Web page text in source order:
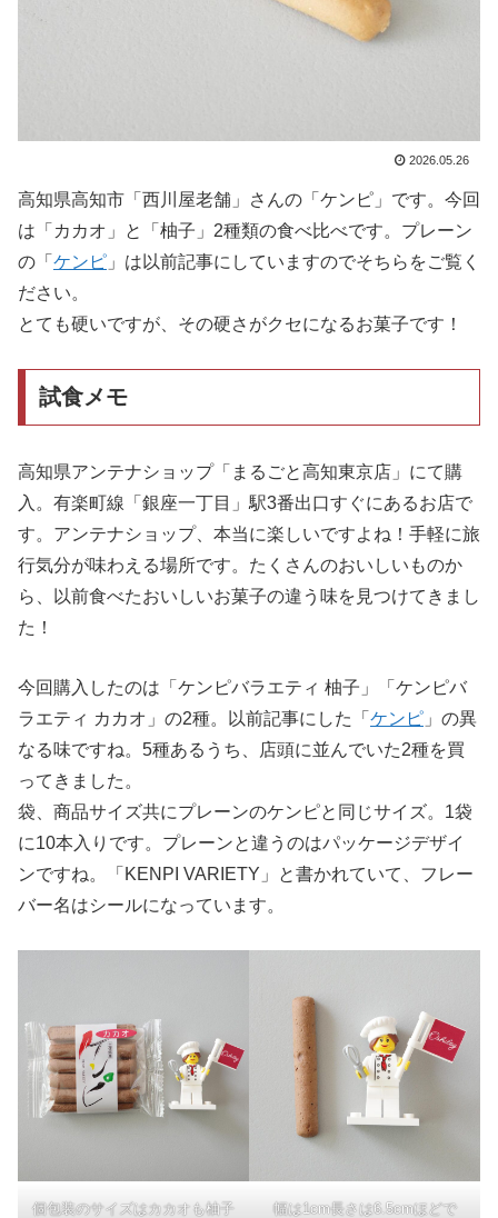
2026.05.26
高知県高知市「西川屋老舗」さんの「ケンピ」です。今回
は「カカオ」と「柚子」2種類の食べ比べです。プレーン
の「 ケンピ 」は以前記事にしていますのでそちらをご覧く
ださい。
とても硬いですが、その硬さがクセになるお菓子です！
試食メモ
高知県アンテナショップ「まるごと高知東京店」にて購
入。有楽町線「銀座一丁目」駅3番出口すぐにあるお店で
す。アンテナショップ、本当に楽しいですよね！手軽に旅
行気分が味わえる場所です。たくさんのおいしいものか
ら、以前食べたおいしいお菓子の違う味を見つけてきまし
た！
今回購入したのは「ケンピバラエティ 柚子」「ケンピバ
ラエティ カカオ」の2種。以前記事にした「 ケンピ 」の異
なる味ですね。5種あるうち、店頭に並んでいた2種を買
ってきました。
袋、商品サイズ共にプレーンのケンピと同じサイズ。1袋
に10本入りです。プレーンと違うのはパッケージデザイ
ンですね。「KENPI VARIETY」と書かれていて、フレー
バー名はシールになっています。
個包装のサイズはカカオも柚子
幅は1cm長さは6.5cmほどで